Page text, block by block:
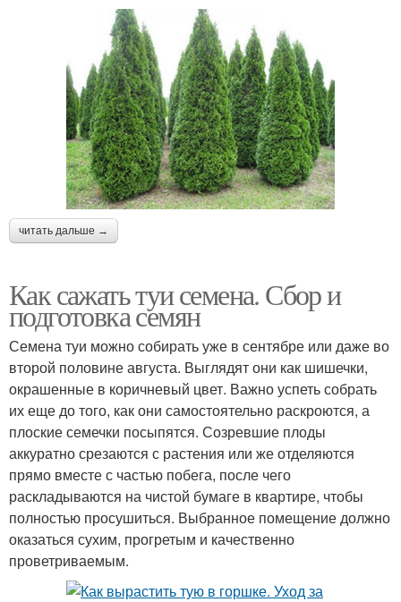
читать дальше →
Как сажать туи семена. Сбор и
подготовка семян
Семена туи можно собирать уже в сентябре или даже во
второй половине августа. Выглядят они как шишечки,
окрашенные в коричневый цвет. Важно успеть собрать
их еще до того, как они самостоятельно раскроются, а
плоские семечки посыпятся. Созревшие плоды
аккуратно срезаются с растения или же отделяются
прямо вместе с частью побега, после чего
раскладываются на чистой бумаге в квартире, чтобы
полностью просушиться. Выбранное помещение должно
оказаться сухим, прогретым и качественно
проветриваемым.